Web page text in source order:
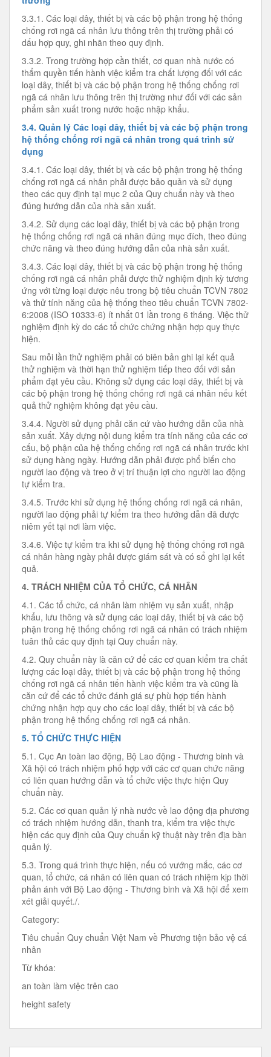
3.3.1. Các loại dây, thiết bị và các bộ phận trong hệ thống
chống rơi ngã cá nhân lưu thông trên thị trường phải có
dấu hợp quy, ghi nhãn theo quy định.
3.3.2. Trong trường hợp cần thiết, cơ quan nhà nước có
thẩm quyền tiến hành việc kiểm tra chất lượng đối với các
loại dây, thiết bị và các bộ phận trong hệ thống chống rơi
ngã cá nhân lưu thông trên thị trường như đối với các sản
phẩm sản xuất trong nước hoặc nhập khẩu.
3.4. Quản lý Các loại dây, thiết bị và các bộ phận trong
hệ thống chống rơi ngã cá nhân trong quá trình sử
dụng
3.4.1. Các loại dây, thiết bị và các bộ phận trong hệ thống
chống rơi ngã cá nhân phải được bảo quản và sử dụng
theo các quy định tại mục 2 của Quy chuẩn này và theo
đúng hướng dẫn của nhà sản xuất.
3.4.2. Sử dụng các loại dây, thiết bị và các bộ phận trong
hệ thống chống rơi ngã cá nhân đúng mục đích, theo đúng
chức năng và theo đúng hướng dẫn của nhà sản xuất.
3.4.3. Các loại dây, thiết bị và các bộ phận trong hệ thống
chống rơi ngã cá nhân phải được thử nghiệm định kỳ tương
ứng với từng loại được nêu trong bộ tiêu chuẩn TCVN 7802
và thử tính năng của hệ thống theo tiêu chuẩn TCVN 7802-
6:2008 (ISO 10333-6) ít nhất 01 lần trong 6 tháng. Việc thử
nghiệm định kỳ do các tổ chức chứng nhận hợp quy thực
hiện.
Sau mỗi lần thử nghiệm phải có biên bản ghi lại kết quả
thử nghiệm và thời hạn thử nghiệm tiếp theo đối với sản
phẩm đạt yêu cầu. Không sử dụng các loại dây, thiết bị và
các bộ phận trong hệ thống chống rơi ngã cá nhân nếu kết
quả thử nghiệm không đạt yêu cầu.
3.4.4. Người sử dụng phải căn cứ vào hướng dẫn của nhà
sản xuất. Xây dựng nội dung kiểm tra tính năng của các cơ
cấu, bộ phận của hệ thống chống rơi ngã cá nhân trước khi
sử dụng hàng ngày. Hướng dẫn phải được phổ biến cho
người lao động và treo ở vị trí thuận lợi cho người lao động
tự kiểm tra.
3.4.5. Trước khi sử dụng hệ thống chống rơi ngã cá nhân,
người lao động phải tự kiểm tra theo hướng dẫn đã được
niêm yết tại nơi làm việc.
3.4.6. Việc tự kiểm tra khi sử dụng hệ thống chống rơi ngã
cá nhân hàng ngày phải được giám sát và có sổ ghi lại kết
quả.
4. TRÁCH NHIỆM CỦA TỔ CHỨC, CÁ NHÂN
4.1. Các tổ chức, cá nhân làm nhiệm vụ sản xuất, nhập
khẩu, lưu thông và sử dụng các loại dây, thiết bị và các bộ
phận trong hệ thống chống rơi ngã cá nhân có trách nhiệm
tuân thủ các quy định tại Quy chuẩn này.
4.2. Quy chuẩn này là căn cứ để các cơ quan kiểm tra chất
lượng các loại dây, thiết bị và các bộ phận trong hệ thống
chống rơi ngã cá nhân tiến hành việc kiểm tra và cũng là
căn cứ để các tổ chức đánh giá sự phù hợp tiến hành
chứng nhận hợp quy cho các loại dây, thiết bị và các bộ
phận trong hệ thống chống rơi ngã cá nhân.
5. TỔ CHỨC THỰC HIỆN
5.1. Cục An toàn lao động, Bộ Lao động - Thương binh và
Xã hội có trách nhiệm phố hợp với các cơ quan chức năng
có liên quan hướng dẫn và tổ chức việc thực hiện Quy
chuẩn này.
5.2. Các cơ quan quản lý nhà nước về lao động địa phương
có trách nhiệm hướng dẫn, thanh tra, kiểm tra việc thực
hiện các quy định của Quy chuẩn kỹ thuật này trên địa bàn
quản lý.
5.3. Trong quá trình thực hiện, nếu có vướng mắc, các cơ
quan, tổ chức, cá nhân có liên quan có trách nhiệm kịp thời
phản ánh với Bộ Lao động - Thương binh và Xã hội để xem
xét giải quyết./.
Category:
Tiêu chuẩn Quy chuẩn Việt Nam về Phương tiện bảo vệ cá
nhân
Từ khóa:
an toàn làm việc trên cao
height safety